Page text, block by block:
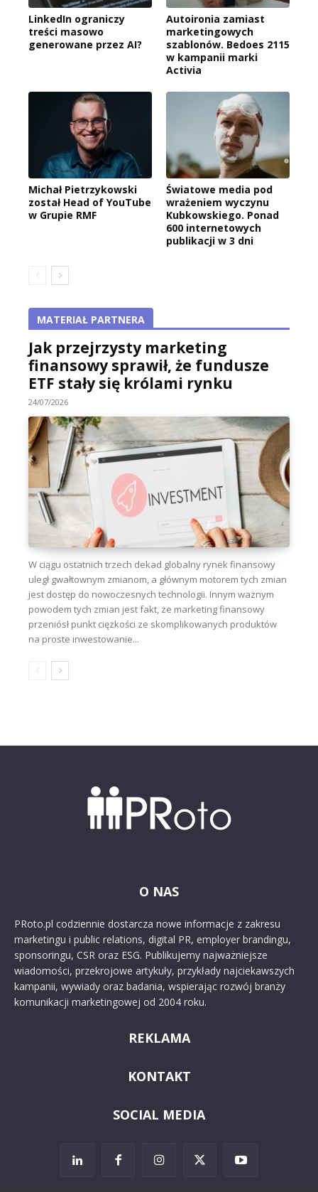
LinkedIn ograniczy
treści masowo
generowane przez AI?
Autoironia zamiast
marketingowych
szablonów. Bedoes 2115
w kampanii marki
Activia
Michał Pietrzykowski
został Head of YouTube
w Grupie RMF
Światowe media pod
wrażeniem wyczynu
Kubkowskiego. Ponad
600 internetowych
publikacji w 3 dni
MATERIAŁ PARTNERA
Jak przejrzysty marketing
finansowy sprawił, że fundusze
ETF stały się królami rynku
24/07/2026
W ciągu ostatnich trzech dekad globalny rynek finansowy
uległ gwałtownym zmianom, a głównym motorem tych zmian
jest dostęp do nowoczesnych technologii. Innym ważnym
powodem tych zmian jest fakt, że marketing finansowy
przeniósł punkt ciężkości ze skomplikowanych produktów
na proste inwestowanie...
O NAS
PRoto.pl codziennie dostarcza nowe informacje z zakresu
marketingu i public relations, digital PR, employer brandingu,
sponsoringu, CSR oraz ESG. Publikujemy najważniejsze
wiadomości, przekrojowe artykuły, przykłady najciekawszych
kampanii, wywiady oraz badania, wspierając rozwój branży
komunikacji marketingowej od 2004 roku.
REKLAMA
KONTAKT
SOCIAL MEDIA